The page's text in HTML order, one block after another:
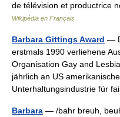
de télévision et productrice
Wikipédia en Français
Barbara Gittings Award —
erstmals 1990 verliehene
Organisation Gay and
jährlich an US
Unterhaltungsindustrie für
Barbara — /bahr breuh,